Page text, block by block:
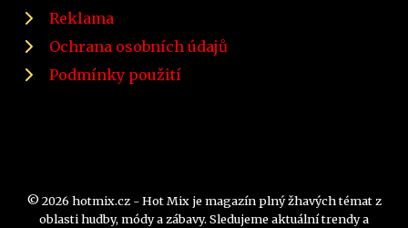
Reklama
Ochrana osobních údajů
Podmínky použití
© 2026 hotmix.cz - Hot Mix je magazín plný žhavých témat z
oblasti hudby, módy a zábavy. Sledujeme aktuální trendy a